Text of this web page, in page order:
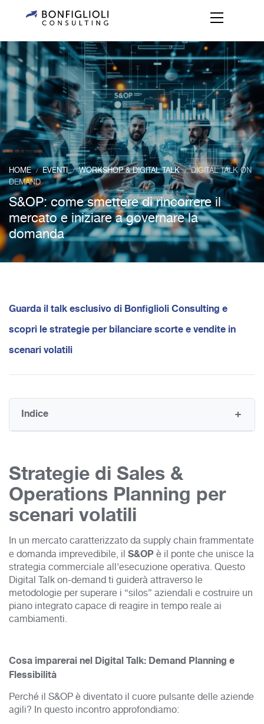
HOME / EVENTI / WORKSHOP & DIGITAL TALK / DIGITAL TALK ON
DEMAND
S&OP: come smettere di rincorrere il
mercato e iniziare a governare la
domanda
Guarda il talk esclusivo di Bonfiglioli Consulting e
scopri le strategie per bilanciare scorte e vendite in
scenari volatili
Indice
Strategie di Sales &
Operations Planning per
scenari volatili
In un mercato caratterizzato da supply chain frammentate
e domanda imprevedibile, il S&OPè il ponte che unisce la
strategia commerciale all’esecuzione operativa. Questo
Digital Talk on-demand ti guiderà attraverso le
metodologie per superare i “silos” aziendali e costruire un
piano integrato capace di reagire in tempo reale ai
cambiamenti.
Cosa imparerai nel Digital Talk: Demand Planning e
Flessibilità
Perché il S&OP è diventato il cuore pulsante delle aziende
agili? In questo incontro approfondiamo: